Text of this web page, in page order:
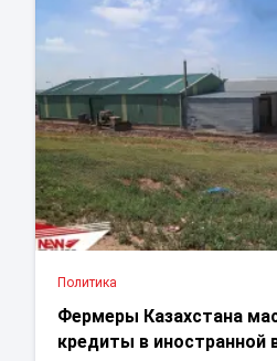
Политика
Фермеры Казахстана
кредиты в иностранной